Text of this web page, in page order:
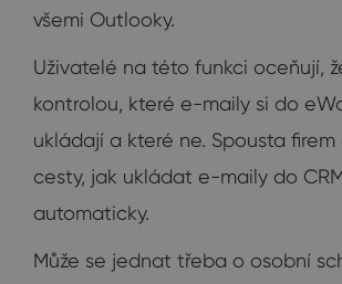
všemi Outlooky.
Uživatelé na této funkci oceňují,
kontrolou, které e-maily si do
ukládají a které ne. Spousta
cesty, jak ukládat e-maily do
automaticky.
Může se jednat třeba o osobní